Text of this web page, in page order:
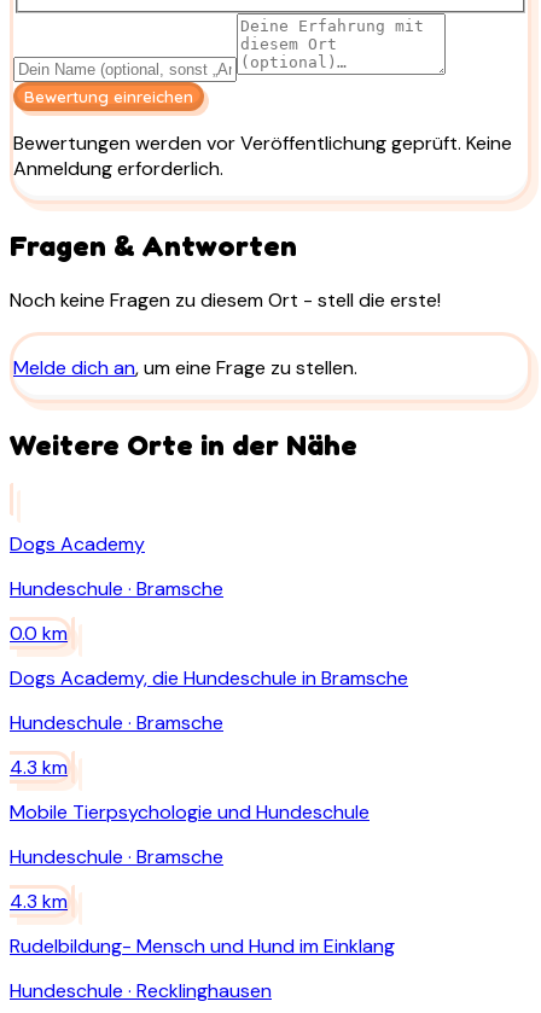
Bewertung einreichen
Bewertungen werden vor Veröffentlichung geprüft. Keine
Anmeldung erforderlich.
Fragen & Antworten
Noch keine Fragen zu diesem Ort - stell die erste!
Melde dich an, um eine Frage zu stellen.
Weitere Orte in der Nähe
Dogs Academy
Hundeschule · Bramsche
0.0 km
Dogs Academy, die Hundeschule in Bramsche
Hundeschule · Bramsche
4.3 km
Mobile Tierpsychologie und Hundeschule
Hundeschule · Bramsche
4.3 km
Rudelbildung- Mensch und Hund im Einklang
Hundeschule · Recklinghausen